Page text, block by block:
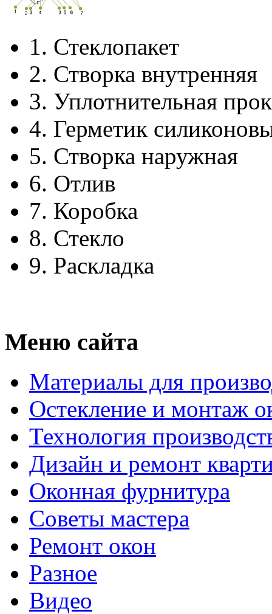
1. Стеклопакет
2. Створка внутренняя
3. Уплотнительная
4. Герметик
5. Створка наружная
6. Отлив
7. Коробка
8. Стекло
9. Раскладка
Меню сайта
Материалы для
Остекление и монтаж
Технология
Дизайн и ремонт
Оконная фурнитура
Советы мастера
Ремонт окон
Разное
Видео